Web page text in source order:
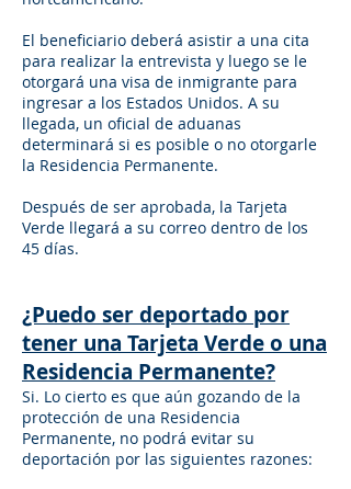
El beneficiario deberá asistir a una cita
para realizar la entrevista y luego se le
otorgará una visa de inmigrante para
ingresar a los Estados Unidos. A su
llegada, un oficial de aduanas
determinará si es posible o no otorgarle
la Residencia Permanente.
Después de ser aprobada, la Tarjeta
Verde llegará a su correo dentro de los
45 días.
¿Puedo ser deportado por
tener una Tarjeta Verde o una
Residencia Permanente?
Si. Lo cierto es que aún gozando de la
protección de una Residencia
Permanente, no podrá evitar su
deportación por las siguientes razones: